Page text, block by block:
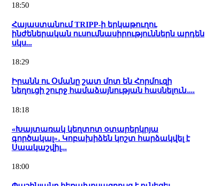
18:50
Հայաստանում TRIPP-ի երկաթուղու
ինժեներական ուսումնասիրություններն արդեն
սկս...
18:29
Իրանն ու Օմանը շատ մոտ են Հորմուզի
նեղուցի շուրջ համաձայնության հասնելուն․...
18:18
«Խայտառակ կեղտոտ օտարերկրյա
գործակալ»․ Կոբախիձեն կոշտ հարձակվել է
Սաակաշվիլ...
18:00